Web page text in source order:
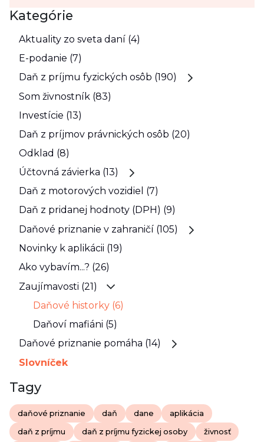
Kategórie
Aktuality zo sveta daní (4)
E-podanie (7)
Daň z príjmu fyzických osôb (190)
Som živnostník (83)
Investície (13)
Daň z príjmov právnických osôb (20)
Odklad (8)
Účtovná závierka (13)
Daň z motorových vozidiel (7)
Daň z pridanej hodnoty (DPH) (9)
Daňové priznanie v zahraničí (105)
Novinky k aplikácii (19)
Ako vybavím...? (26)
Zaujímavosti (21)
Daňové historky (6)
Daňoví mafiáni (5)
Daňové priznanie pomáha (14)
Slovníček
Tagy
daňové priznanie daň dane aplikácia
daň z príjmu daň z príjmu fyzickej osoby živnosť